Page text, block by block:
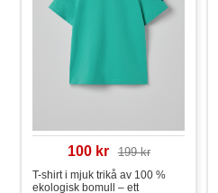
100 kr 199 kr
T-shirt i mjuk trikå av 100 %
ekologisk bomull – ett